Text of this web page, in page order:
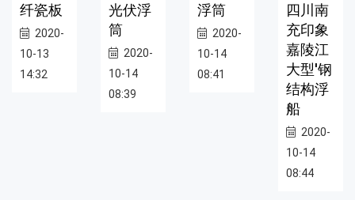
纤瓷板
2020-
10-13
14:32
光伏浮
筒
2020-
10-14
08:39
浮筒
2020-
10-14
08:41
四川南
充印象
嘉陵江
大型'钢
结构浮
船
2020-
10-14
08:44